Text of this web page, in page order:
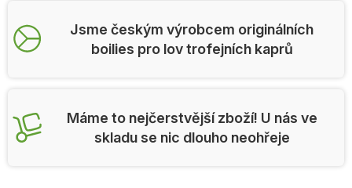
Jsme českým výrobcem originálních
boilies pro lov trofejních kaprů
Máme to nejčerstvější zboží! U nás ve
skladu se nic dlouho neohřeje